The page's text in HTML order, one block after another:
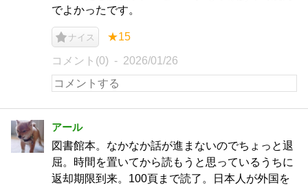
でよかったです。
ナイス ★15
コメント(0) 2026/01/26
アール
図書館本。なかなか話が進まないのでちょっと退
屈。時間を置いてから読もうと思っているうちに
返却期限到来。100頁まで読了。日本人が外国を